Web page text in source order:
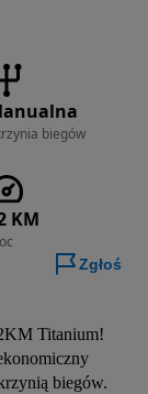
biegów
KM
Zgłoś
Titanium!
biegów.